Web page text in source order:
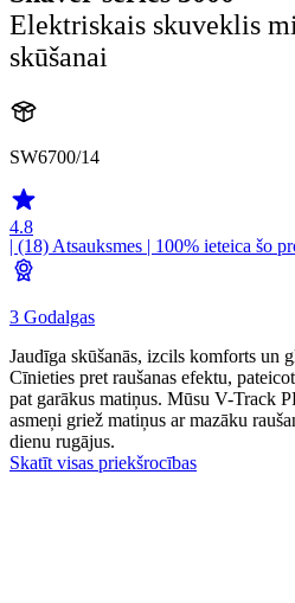
Elektriskais skuveklis
skūšanai
SW6700/14
4.8
| (18) Atsauksmes | 100% ieteica šo
3 Godalgas
Jaudīga skūšanās, izcils komforts un
Cīnieties pret raušanas efektu,
pat garākus matiņus. Mūsu V-Track
asmeņi griež matiņus ar mazāku
dienu rugājus.
Skatīt visas priekšrocības